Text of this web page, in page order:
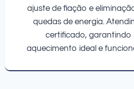
ajuste de fiação e
quedas de energia.
certificado, garantindo
aquecimento ideal e